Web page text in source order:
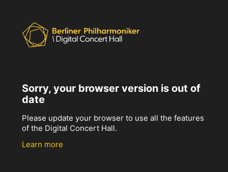
Sorry, your browser version is out of
date
Please update your browser to use all the features
of the Digital Concert Hall.
Learn more